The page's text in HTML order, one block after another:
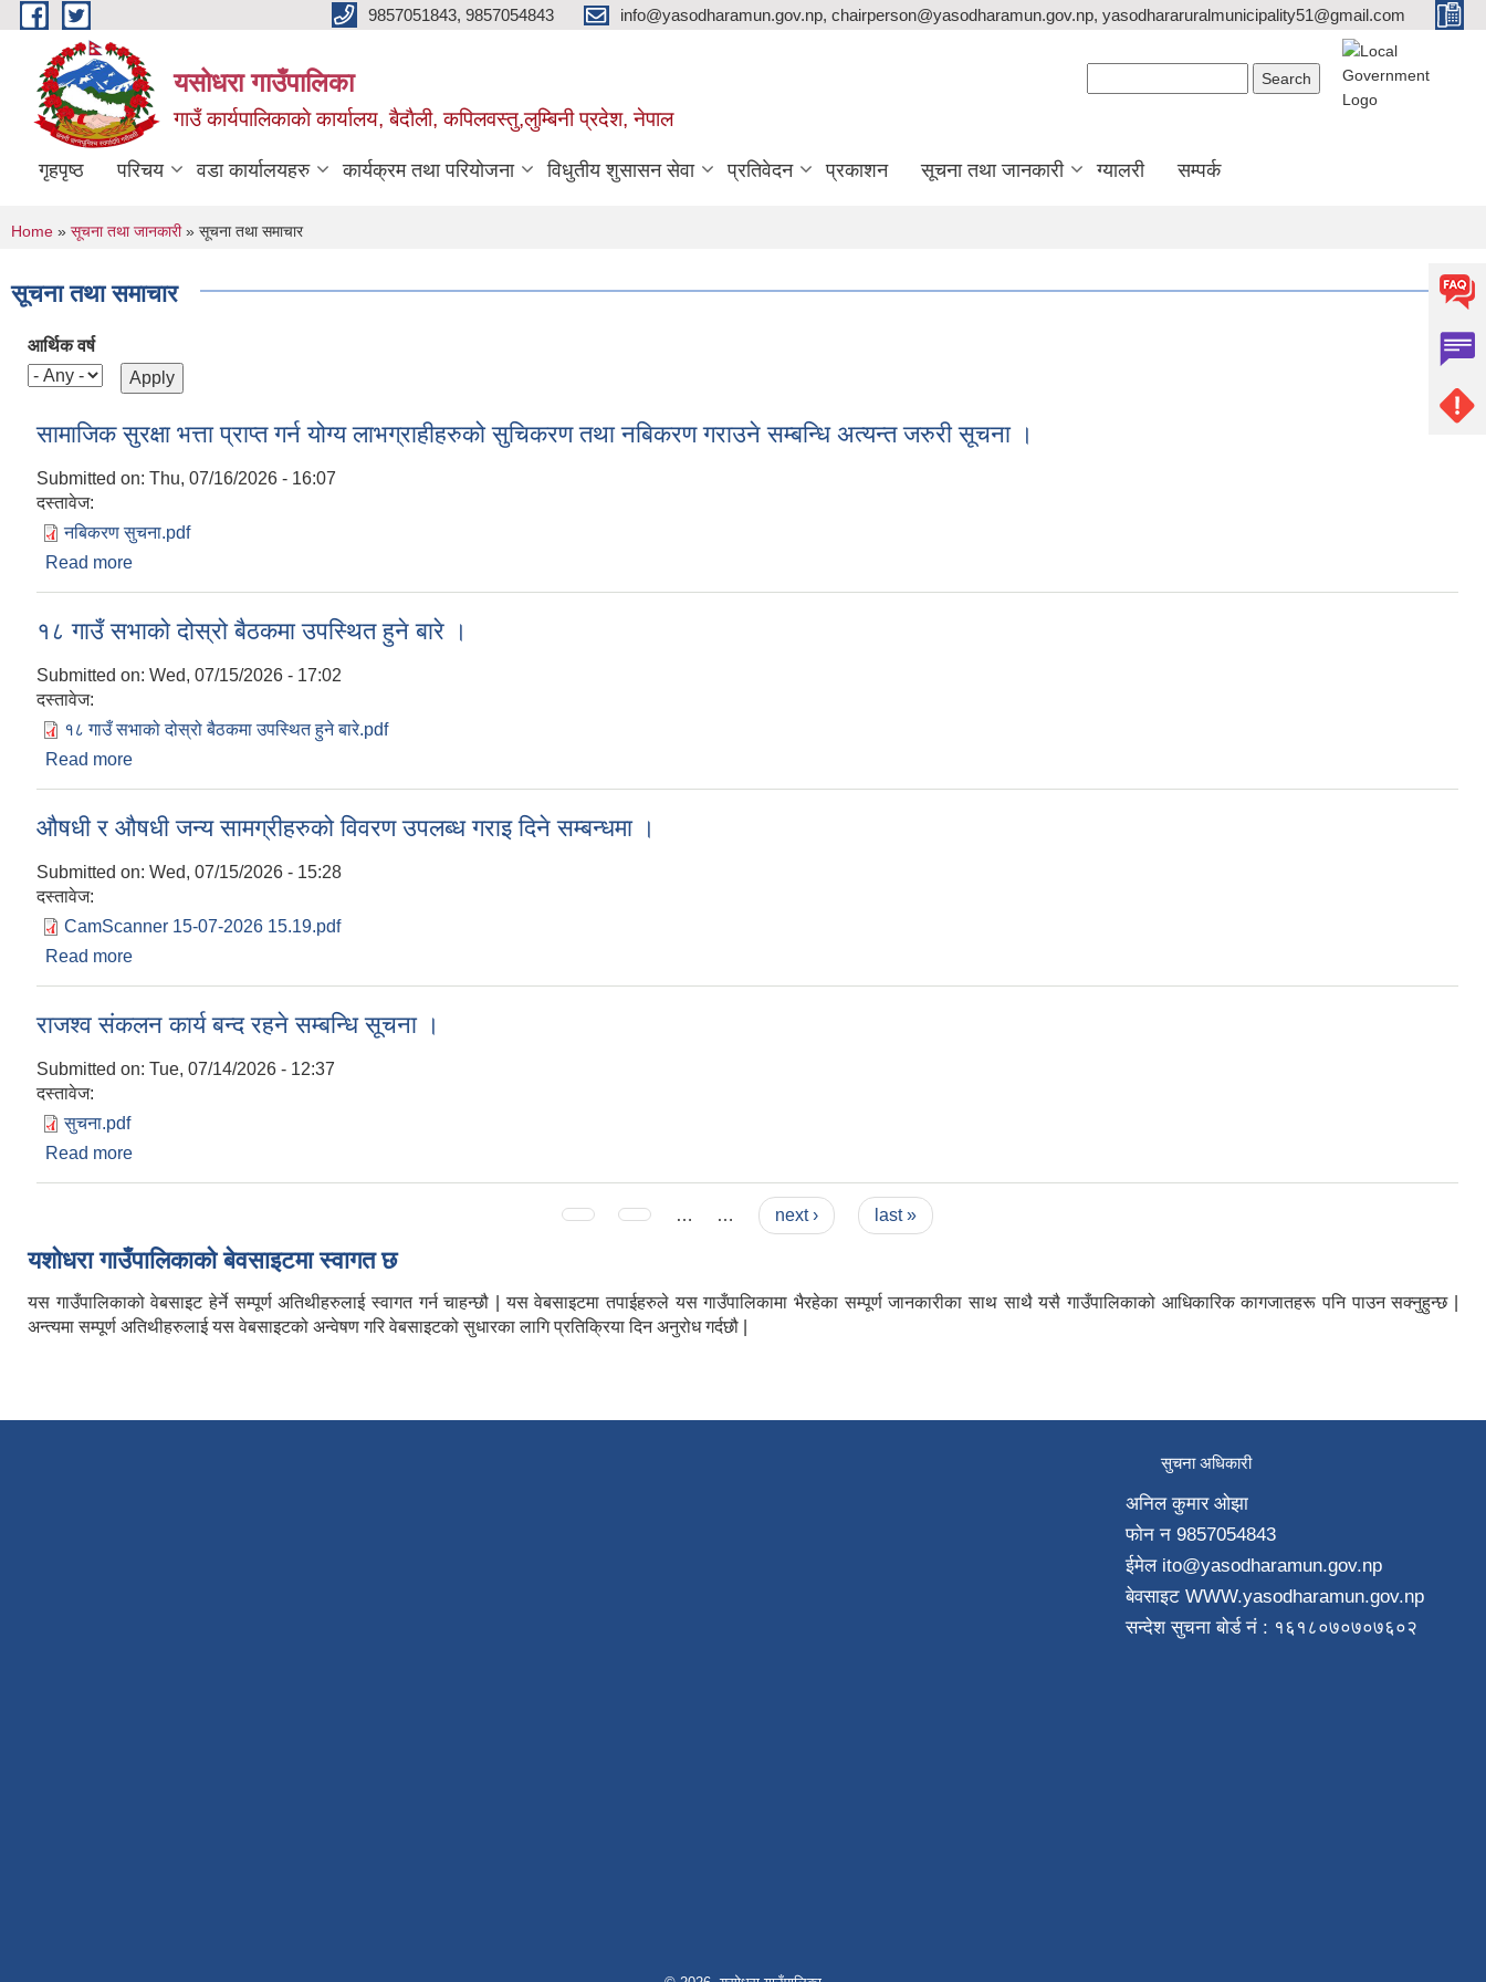
Skip to main content 9857051843, 9857054843 info@yasodharamun.gov.np, chairperson@yasodharamun.gov.np, yasodhararuralmunicipality51@gmail.com
यसोधरा गाउँपालिका
गाउँ कार्यपालिकाकाे कार्यालय, बैदाैली, कपिलवस्तु,लुम्बिनी प्रदेश, नेपाल
गृहपृष्ठ परिचय वडा कार्यालयहरु कार्यक्रम तथा परियोजना विधुतीय शुसासन सेवा प्रतिवेदन प्रकाशन सूचना तथा जानकारी ग्यालरी सम्पर्क
You are here
Home » सूचना तथा जानकारी» सूचना तथा समाचार
सूचना तथा समाचार
आर्थिक वर्ष
सामाजिक सुरक्षा भत्ता प्राप्त गर्न योग्य लाभग्राहीहरुको सुचिकरण तथा नबिकरण गराउने सम्बन्धि अत्यन्त जरुरी सूचना ।
Submitted on: Thu, 07/16/2026 - 16:07
दस्तावेज:
नबिकरण सुचना.pdf
Read more
१८ गाउँ सभाको दोस्रो बैठकमा उपस्थित हुने बारे ।
Submitted on: Wed, 07/15/2026 - 17:02
दस्तावेज:
१८ गाउँ सभाको दोस्रो बैठकमा उपस्थित हुने बारे.pdf
Read more
औषधी र औषधी जन्य सामग्रीहरुको विवरण उपलब्ध गराइ दिने सम्बन्धमा ।
Submitted on: Wed, 07/15/2026 - 15:28
दस्तावेज:
CamScanner 15-07-2026 15.19.pdf
Read more
राजश्व संकलन कार्य बन्द रहने सम्बन्धि सूचना ।
Submitted on: Tue, 07/14/2026 - 12:37
दस्तावेज:
सुचना.pdf
Read more
… … next › last »
यशाेधरा गाउँपालिकाकाे बेवसाइटमा स्वागत छ
यस गाउँपालिकाको वेबसाइट हेर्ने सम्पूर्ण अतिथीहरुलाई स्वागत गर्न चाहन्छौ | यस वेबसाइटमा तपाईहरुले यस गाउँपालिकामा भैरहेका सम्पूर्ण जानकारीका साथ साथै यसै गाउँपालिकाको आधिकारिक कागजातहरू पनि पाउन सक्नुहुन्छ |
अन्त्यमा सम्पूर्ण अतिथीहरुलाई यस वेबसाइटको अन्वेषण गरि वेबसाइटको सुधारका लागि प्रतिक्रिया दिन अनुरोध गर्दछौ |
सुचना अधिकारी
अनिल कुमार ओझा
फाेन न‌ 9857054843
ईमेल ito@yasodharamun.gov.np
बेवसाइट WWW.yasodharamun.gov.np
सन्देश सुचना बाेर्ड न‌ं : १६१८०७०७०७६०२